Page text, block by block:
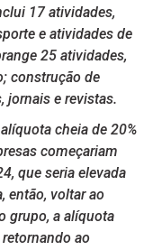
17 atividades,
e atividades de
25 atividades,
construção de
jornais e revistas.
cheia de 20%
começariam
que seria elevada
então, voltar ao
grupo, a alíquota
ao